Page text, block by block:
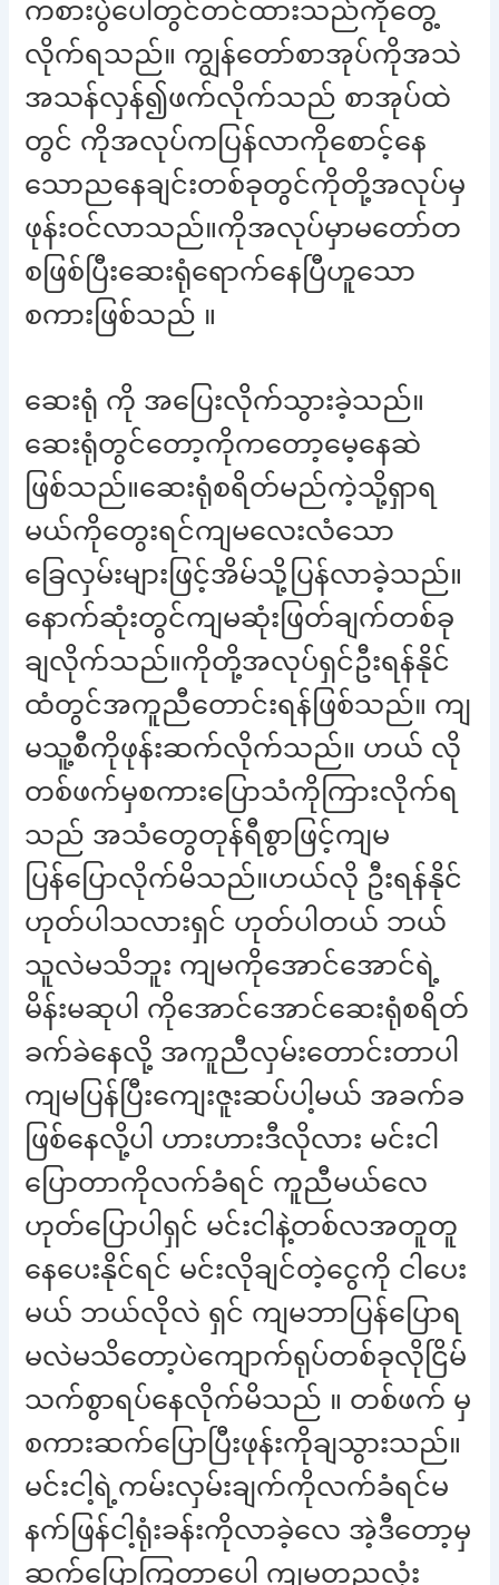
ကစားပွဲပေါ်တွင်တင်ထားသည်ကိုတွေ့
လိုက်ရသည်။ ကျွန်တော်စာအုပ်ကိုအသဲ
အသန်လှန်၍ဖက်လိုက်သည် စာအုပ်ထဲ
တွင် ကိုအလုပ်ကပြန်လာကိုစောင့်နေ
သောညနေချင်းတစ်ခုတွင်ကိုတို့အလုပ်မှ
ဖုန်းဝင်လာသည်။ကိုအလုပ်မှာမတော်တ
စဖြစ်ပြီးဆေးရုံရောက်နေပြီဟူသော
စကားဖြစ်သည် ။
ဆေးရုံ ကို အပြေးလိုက်သွားခဲ့သည်။
ဆေးရုံတွင်တော့ကိုကတော့မေ့နေဆဲ
ဖြစ်သည်။ဆေးရုံစရိတ်မည်ကဲ့သို့ရှာရ
မယ်ကိုတွေးရင်ကျမလေးလံသော
ခြေလှမ်းများဖြင့်အိမ်သို့ပြန်လာခဲ့သည်။
နောက်ဆုံးတွင်ကျမဆုံးဖြတ်ချက်တစ်ခု
ချလိုက်သည်။ကိုတို့အလုပ်ရှင်ဦးရန်နိုင်
ထံတွင်အကူညီတောင်းရန်ဖြစ်သည်။ ကျ
မသူ့စီကိုဖုန်းဆက်လိုက်သည်။ ဟယ် လို
တစ်ဖက်မှစကားပြောသံကိုကြားလိုက်ရ
သည် အသံတွေတုန်ရီစွာဖြင့်ကျမ
ပြန်ပြောလိုက်မိသည်။ဟယ်လို ဦးရန်နိုင်
ဟုတ်ပါသလားရှင် ဟုတ်ပါတယ် ဘယ်
သူလဲမသိဘူး ကျမကိုအောင်အောင်ရဲ့
မိန်းမဆုပါ ကိုအောင်အောင်ဆေးရုံစရိတ်
ခက်ခဲနေလို့ အကူညီလှမ်းတောင်းတာပါ
ကျမပြန်ပြီးကျေးဇူးဆပ်ပါ့မယ် အခက်ခ
ဖြစ်နေလို့ပါ ဟားဟားဒီလိုလား မင်းငါ
ပြောတာကိုလက်ခံရင် ကူညီမယ်လေ
ဟုတ်ပြောပါရှင် မင်းငါနဲ့တစ်လအတူတူ
နေပေးနိုင်ရင် မင်းလိုချင်တဲ့ငွေကို ငါပေး
မယ် ဘယ်လိုလဲ ရှင် ကျမဘာပြန်ပြောရ
မလဲမသိတော့ပဲကျောက်ရုပ်တစ်ခုလိုငြိမ်
သက်စွာရပ်နေလိုက်မိသည် ။ တစ်ဖက် မှ
စကားဆက်ပြောပြီးဖုန်းကိုချသွားသည်။
မင်းငါ့ရဲ့ကမ်းလှမ်းချက်ကိုလက်ခံရင်မ
နက်ဖြန်ငါ့ရုံးခန်းကိုလာခဲ့လေ အဲ့ဒီတော့မှ
ဆက်ပြောကြတာပေါ့ ကျမတညလုံး